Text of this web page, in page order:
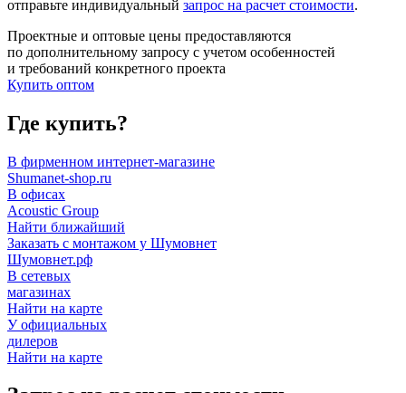
отправьте индивидуальный запрос на расчет стоимости.
Проектные и оптовые цены предоставляются
по дополнительному запросу с учетом особенностей
и требований конкретного проекта
Купить оптом
Где купить?
В фирменном интернет-магазине
Shumanet-shop.ru
В офисах
Acoustic Group
Найти ближайший
Заказать с монтажом у Шумовнет
Шумовнет.рф
В сетевых
магазинах
Найти на карте
У официальных
дилеров
Найти на карте